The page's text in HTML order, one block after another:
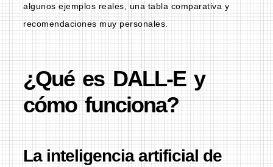
algunos ejemplos reales, una tabla comparativa y
recomendaciones muy personales.
¿Qué es DALL-E y
cómo funciona?
La inteligencia artificial de